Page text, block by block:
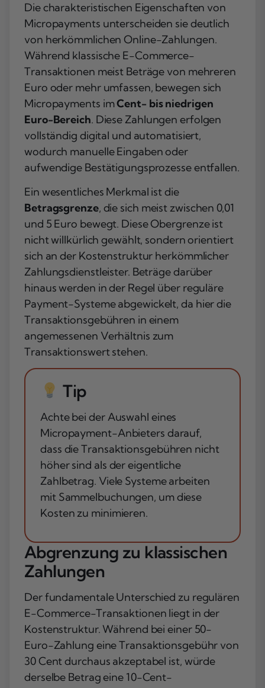
Die charakteristischen Eigenschaften von
Micropayments unterscheiden sie deutlich
von herkömmlichen Online-Zahlungen.
Während klassische E-Commerce-
Transaktionen meist Beträge von mehreren
Euro oder mehr umfassen, bewegen sich
Micropayments imCent- bis niedrigen
Euro-Bereich. Diese Zahlungen erfolgen
vollständig digital und automatisiert,
wodurch manuelle Eingaben oder
aufwendige Bestätigungsprozesse entfallen.
Ein wesentliches Merkmal ist die
Betragsgrenze, die sich meist zwischen 0,01
und 5 Euro bewegt. Diese Obergrenze ist
nicht willkürlich gewählt, sondern orientiert
sich an der Kostenstruktur herkömmlicher
Zahlungsdienstleister. Beträge darüber
hinaus werden in der Regel über reguläre
Payment-Systeme abgewickelt, da hier die
Transaktionsgebühren in einem
angemessenen Verhältnis zum
Transaktionswert stehen.
Tip
Achte bei der Auswahl eines
Micropayment-Anbieters darauf,
dass die Transaktionsgebühren nicht
höher sind als der eigentliche
Zahlbetrag. Viele Systeme arbeiten
mit Sammelbuchungen, um diese
Kosten zu minimieren.
Abgrenzung zu klassischen
Zahlungen
Der fundamentale Unterschied zu regulären
E-Commerce-Transaktionen liegt in der
Kostenstruktur. Während bei einer 50-
Euro-Zahlung eine Transaktionsgebühr von
30 Cent durchaus akzeptabel ist, würde
derselbe Betrag eine 10-Cent-